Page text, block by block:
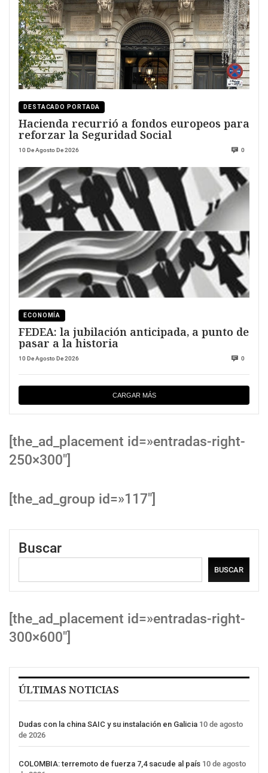
DESTACADO PORTADA
Hacienda recurrió a fondos europeos para
reforzar la Seguridad Social
10 De Agosto De 2026 0
ECONOMÍA
FEDEA: la jubilación anticipada, a punto de
pasar a la historia
10 De Agosto De 2026 0
CARGAR MÁS
[the_ad_placement id=»entradas-right-
250×300″]
[the_ad_group id=»117″]
Buscar
BUSCAR
[the_ad_placement id=»entradas-right-
300×600″]
ÚLTIMAS NOTICIAS
Dudas con la china SAIC y su instalación en Galicia 10 de agosto
de 2026
COLOMBIA: terremoto de fuerza 7,4 sacude al país 10 de agosto